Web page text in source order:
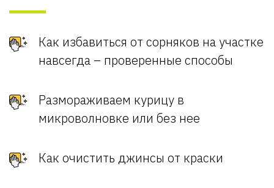
Как избавиться от сорняков на участке
навсегда – проверенные способы
Размораживаем курицу в
микроволновке или без нее
Как очистить джинсы от краски